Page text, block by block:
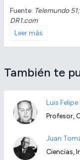
Fuente: Telemundo
DR1.com
Leer más
También te
Luis Felipe
Profesor,
Juan
Ciencias,